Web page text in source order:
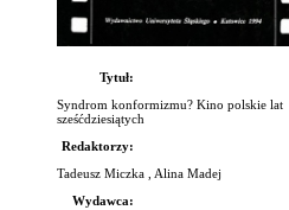
Tytuł:
Syndrom konformizmu? Kino polskie lat
sześćdziesiątych
Redaktorzy:
Tadeusz Miczka , Alina Madej
Wydawca: